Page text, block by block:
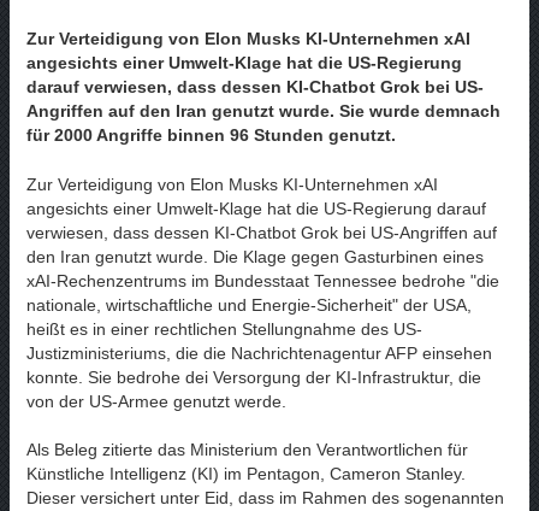
Zur Verteidigung von Elon Musks KI-Unternehmen xAI
angesichts einer Umwelt-Klage hat die US-Regierung
darauf verwiesen, dass dessen KI-Chatbot Grok bei US-
Angriffen auf den Iran genutzt wurde. Sie wurde demnach
für 2000 Angriffe binnen 96 Stunden genutzt.
Zur Verteidigung von Elon Musks KI-Unternehmen xAI
angesichts einer Umwelt-Klage hat die US-Regierung darauf
verwiesen, dass dessen KI-Chatbot Grok bei US-Angriffen auf
den Iran genutzt wurde. Die Klage gegen Gasturbinen eines
xAI-Rechenzentrums im Bundesstaat Tennessee bedrohe "die
nationale, wirtschaftliche und Energie-Sicherheit" der USA,
heißt es in einer rechtlichen Stellungnahme des US-
Justizministeriums, die die Nachrichtenagentur AFP einsehen
konnte. Sie bedrohe dei Versorgung der KI-Infrastruktur, die
von der US-Armee genutzt werde.
Als Beleg zitierte das Ministerium den Verantwortlichen für
Künstliche Intelligenz (KI) im Pentagon, Cameron Stanley.
Dieser versichert unter Eid, dass im Rahmen des sogenannten